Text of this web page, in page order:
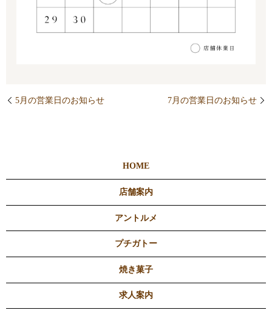
5月の営業日のお知らせ 7月の営業日のお知らせ
HOME
店舗案内
アントルメ
プチガトー
焼き菓子
求人案内